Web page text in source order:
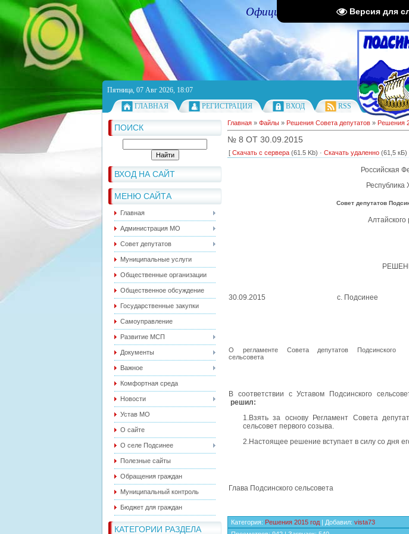
Версия для
Официальный портал
Пятница, 07 Авг 2026, 18:07
ГЛАВНАЯ
РЕГИСТРАЦИЯ ВХОД RSS
ПОИСК
ВХОД НА САЙТ
МЕНЮ САЙТА
Главная
Администрация МО
Совет депутатов
Муниципальные услуги
Общественные организации
Общественное обсуждение
Государственные закупки
Самоуправление
Развитие МСП
Документы
Важное
Комфортная среда
Новости
Устав МО
О сайте
О селе Подсинее
Полезные сайты
Обращения граждан
Муниципальный контроль
Бюджет для граждан
КАТЕГОРИИ РАЗДЕЛА
Главная » Файлы » Решения Совета депутатов » Решения
№ 8 ОТ 30.09.2015
[ Скачать с сервера (61.5 Kb) · Скачать удаленно (61,5 кБ)
Российская
Республика
Совет депутатов
Алтайского
30.09.2015 с.
О регламенте Совета депутатов Подсинского
сельсовета
В соответствии с Уставом Подсинского
решил:
1.Взять за основу Регламент Совета
сельсовет первого созыва.
2.Настоящее решение вступает в силу со дня
Глава Подсинского
Категория: Решения 2015 год | Добавил: vista73